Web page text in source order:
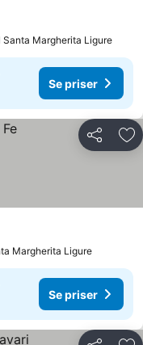
Margherita Ligure
Se priser
Del
Margherita Ligure
Se priser